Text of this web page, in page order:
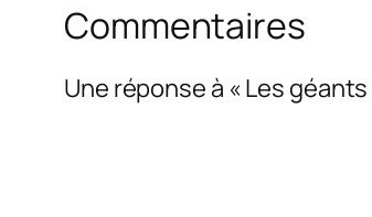
Commentaires
Une réponse à « Les